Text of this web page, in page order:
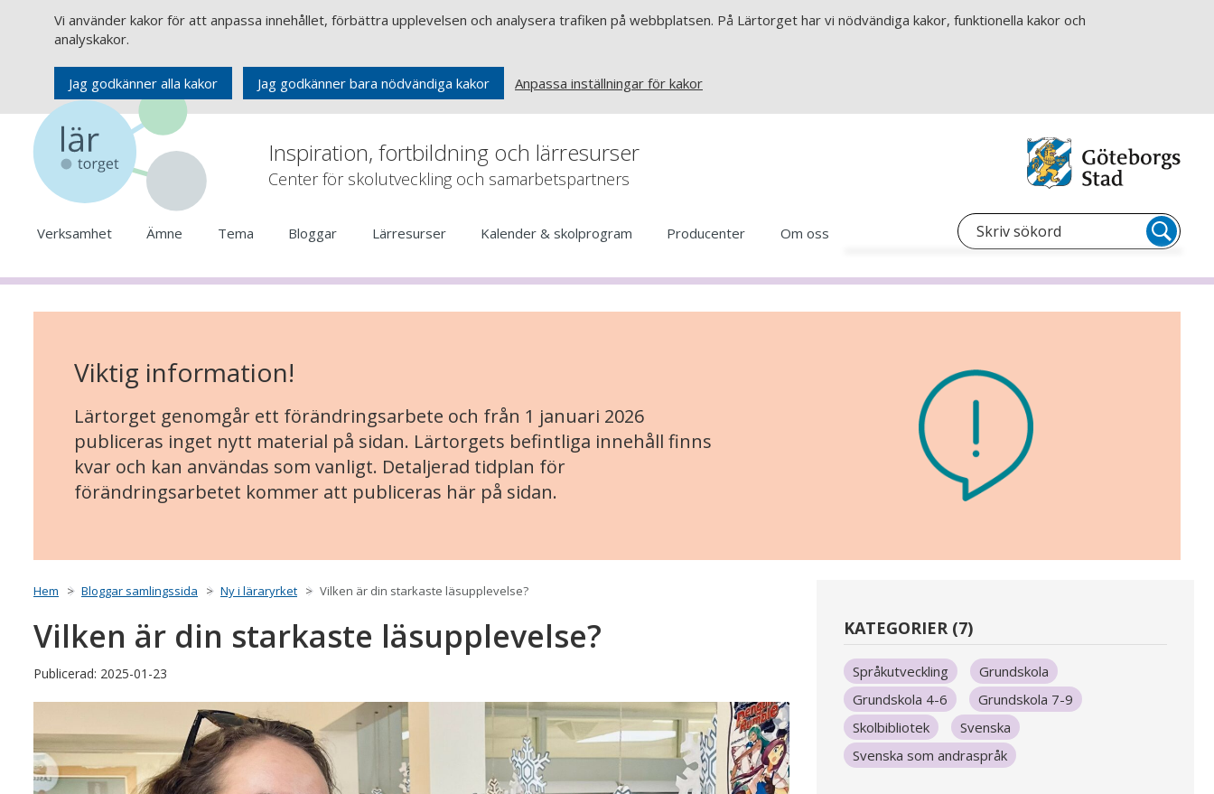
Vi använder kakor för att anpassa innehållet, förbättra upplevelsen och analysera trafiken på webbplatsen. På Lärtorget har vi nödvändiga kakor, funktionella kakor och
analyskakor.
Jag godkänner alla kakor Jag godkänner bara nödvändiga kakor Anpassa inställningar för kakor
Inspiration, fortbildning och lärresurser
Center för skolutveckling och samarbetspartners
Verksamhet Ämne Tema Bloggar Lärresurser Kalender & skolprogram Producenter Om oss
Viktig information!
Lärtorget genomgår ett förändringsarbete och från 1 januari 2026
publiceras inget nytt material på sidan. Lärtorgets befintliga innehåll finns
kvar och kan användas som vanligt. Detaljerad tidplan för
förändringsarbetet kommer att publiceras här på sidan.
Hem Bloggar samlingssida Ny i läraryrket Vilken är din starkaste läsupplevelse?
Vilken är din starkaste läsupplevelse?
Publicerad: 2025-01-23
KATEGORIER (7)
Språkutveckling
Grundskola
Grundskola 4-6
Grundskola 7-9
Skolbibliotek
Svenska
Svenska som andraspråk